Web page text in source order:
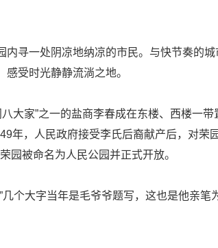
内寻一处阴凉地纳凉的市民。与快节奏的城
受时光静静流淌之地。
大家”之一的盐商李春成在东楼、西楼一带
年，人民政府接受李氏后裔献产后，对荣
园被命名为人民公园并正式开放。
个大字当年是毛爷爷题写，这也是他亲笔